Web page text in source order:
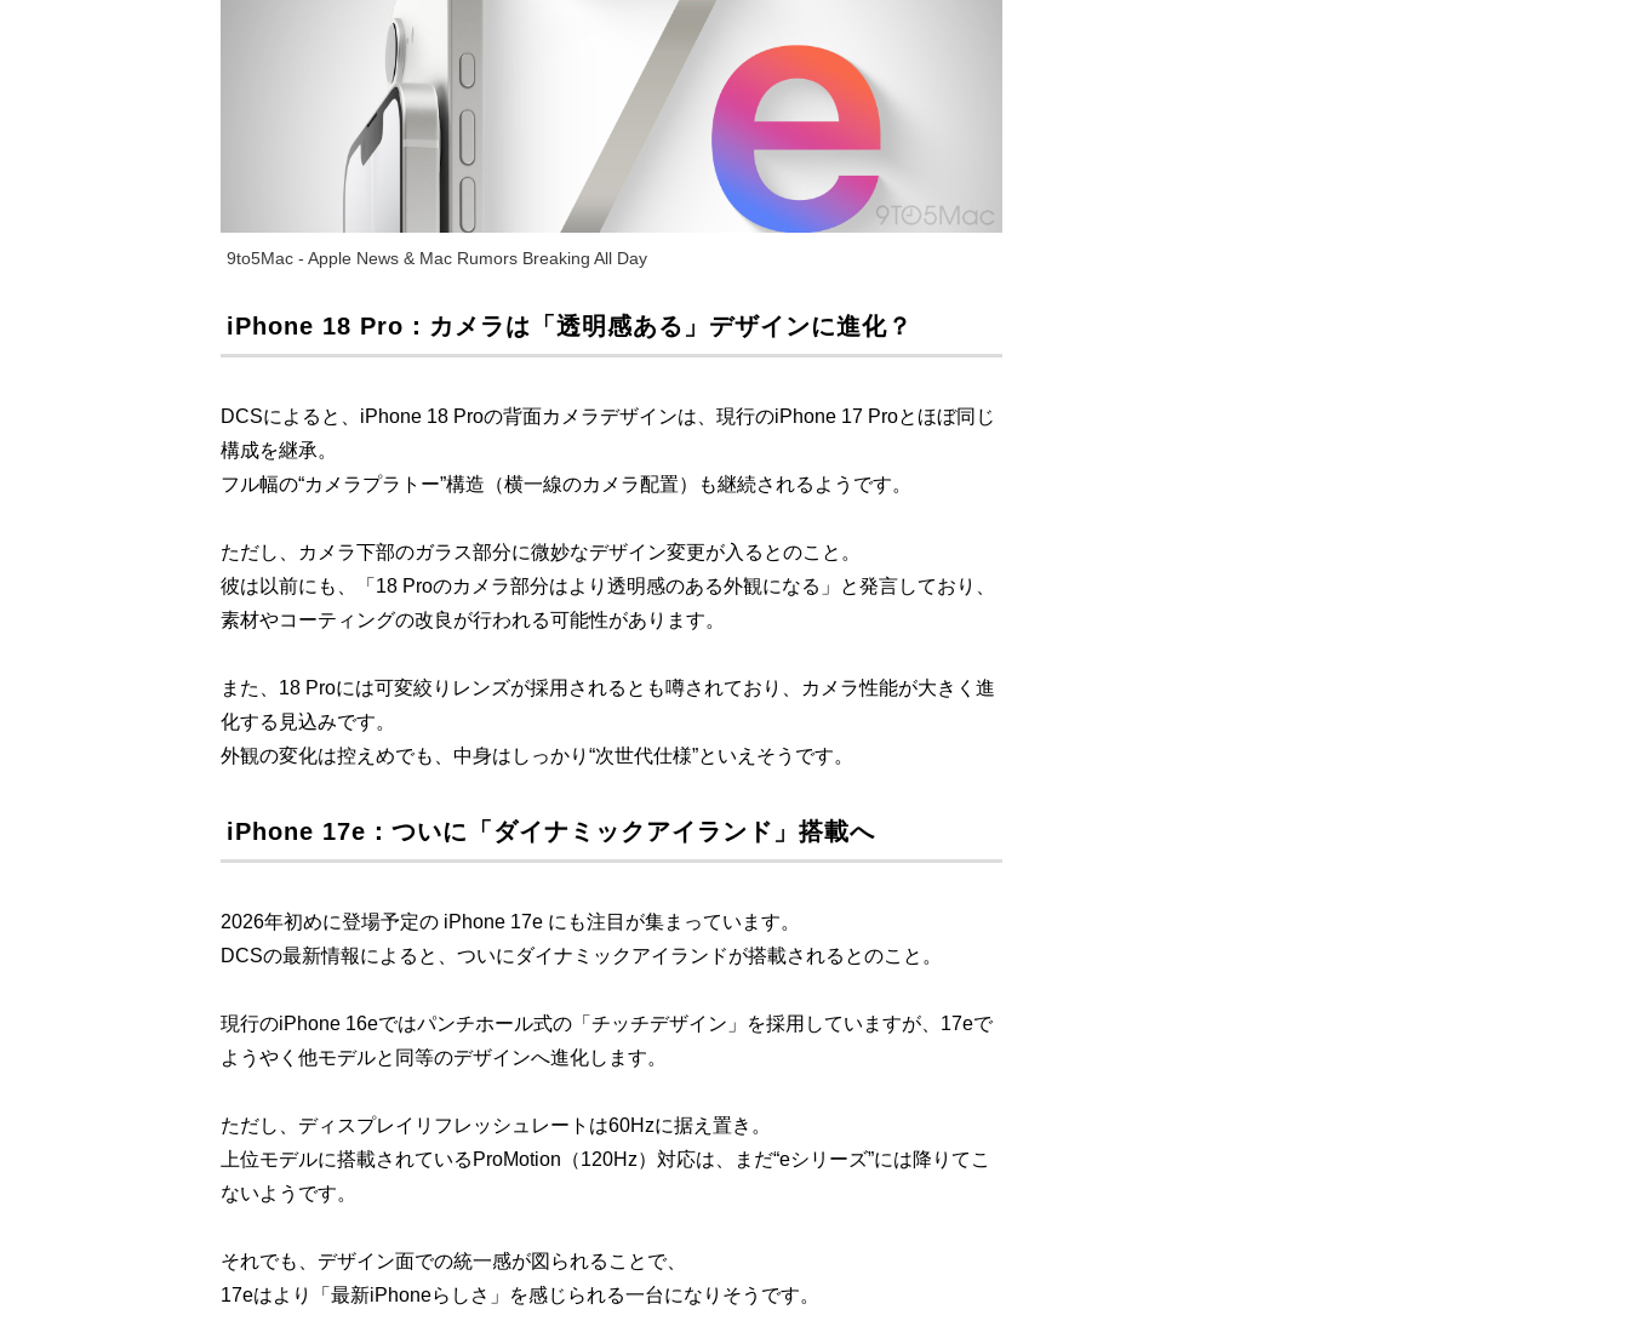
9to5Mac - Apple News & Mac Rumors Breaking All Day
iPhone 18 Pro：カメラは「透明感ある」デザインに進化？
DCSによると、iPhone 18 Proの背面カメラデザインは、現行のiPhone 17 Proとほぼ同じ
構成を継承。
フル幅の“カメラプラトー”構造（横一線のカメラ配置）も継続されるようです。
ただし、カメラ下部のガラス部分に微妙なデザイン変更が入るとのこと。
彼は以前にも、「18 Proのカメラ部分はより透明感のある外観になる」と発言しており、
素材やコーティングの改良が行われる可能性があります。
また、18 Proには可変絞りレンズが採用されるとも噂されており、カメラ性能が大きく進
化する見込みです。
外観の変化は控えめでも、中身はしっかり“次世代仕様”といえそうです。
iPhone 17e：ついに「ダイナミックアイランド」搭載へ
2026年初めに登場予定の iPhone 17e にも注目が集まっています。
DCSの最新情報によると、ついにダイナミックアイランドが搭載されるとのこと。
現行のiPhone 16eではパンチホール式の「チッチデザイン」を採用していますが、17eで
ようやく他モデルと同等のデザインへ進化します。
ただし、ディスプレイリフレッシュレートは60Hzに据え置き。
上位モデルに搭載されているProMotion（120Hz）対応は、まだ“eシリーズ”には降りてこ
ないようです。
それでも、デザイン面での統一感が図られることで、
17eはより「最新iPhoneらしさ」を感じられる一台になりそうです。